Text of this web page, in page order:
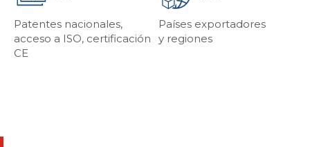
Patentes nacionales,
acceso a ISO, certificación
CE
Países exportadores
y regiones